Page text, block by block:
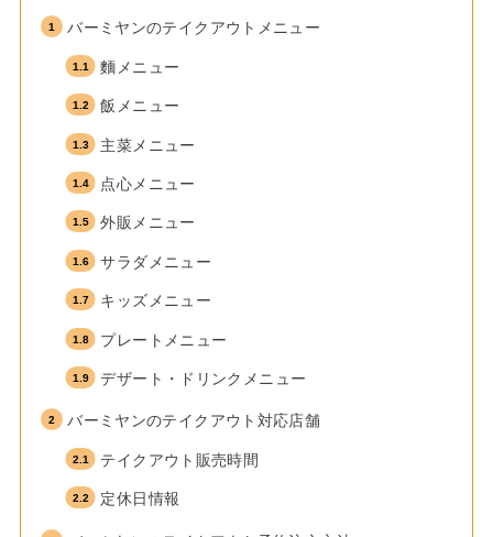
バーミヤンのテイクアウトメニュー
麵メニュー
飯メニュー
主菜メニュー
点心メニュー
外販メニュー
サラダメニュー
キッズメニュー
プレートメニュー
デザート・ドリンクメニュー
バーミヤンのテイクアウト対応店舗
テイクアウト販売時間
定休日情報